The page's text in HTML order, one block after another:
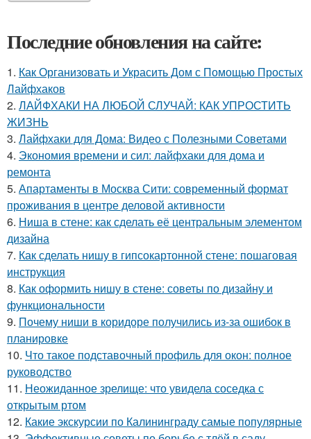
Последние обновления на сайте:
1. Как Организовать и Украсить Дом с Помощью Простых
Лайфхаков
2. ЛАЙФХАКИ НА ЛЮБОЙ СЛУЧАЙ: КАК УПРОСТИТЬ
ЖИЗНЬ
3. Лайфхаки для Дома: Видео с Полезными Советами
4. Экономия времени и сил: лайфхаки для дома и
ремонта
5. Апартаменты в Москва Сити: современный формат
проживания в центре деловой активности
6. Ниша в стене: как сделать её центральным элементом
дизайна
7. Как сделать нишу в гипсокартонной стене: пошаговая
инструкция
8. Как оформить нишу в стене: советы по дизайну и
функциональности
9. Почему ниши в коридоре получились из-за ошибок в
планировке
10. Что такое подставочный профиль для окон: полное
руководство
11. Неожиданное зрелище: что увидела соседка с
открытым ртом
12. Какие экскурсии по Калининграду самые популярные